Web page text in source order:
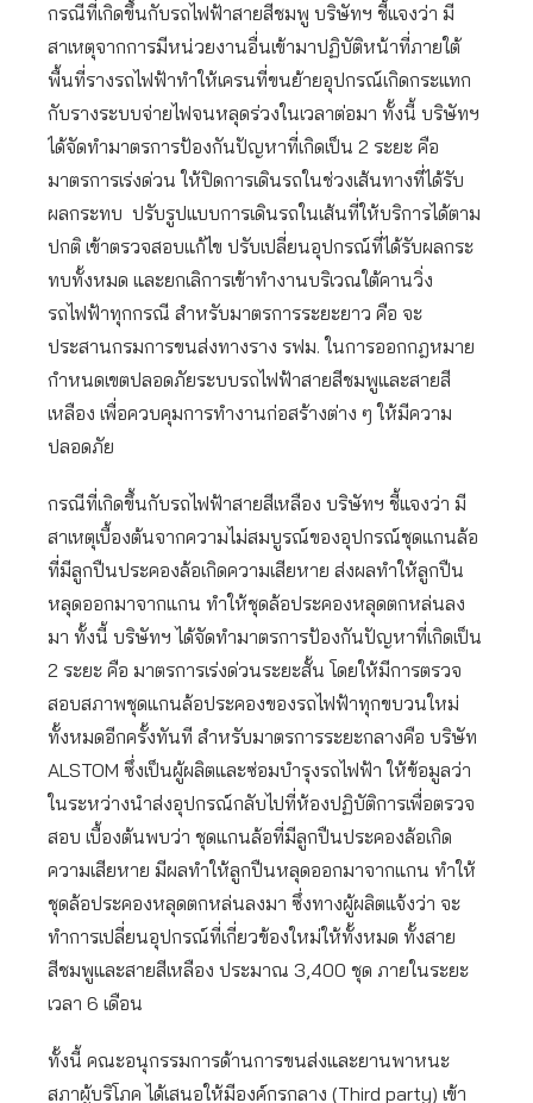
กรณีที่เกิดขึ้นกับรถไฟฟ้าสายสีชมพู บริษัทฯ ชี้แจงว่า มี
สาเหตุจากการมีหน่วยงานอื่นเข้ามาปฏิบัติหน้าที่ภายใต้
พื้นที่รางรถไฟฟ้าทำให้เครนที่ขนย้ายอุปกรณ์เกิดกระแทก
กับรางระบบจ่ายไฟจนหลุดร่วงในเวลาต่อมา ทั้งนี้ บริษัทฯ
ได้จัดทำมาตรการป้องกันปัญหาที่เกิดเป็น 2 ระยะ คือ
มาตรการเร่งด่วน ให้ปิดการเดินรถในช่วงเส้นทางที่ได้รับ
ผลกระทบ ปรับรูปแบบการเดินรถในเส้นที่ให้บริการได้ตาม
ปกติ เข้าตรวจสอบแก้ไข ปรับเปลี่ยนอุปกรณ์ที่ได้รับผลกระ
ทบทั้งหมด และยกเลิการเข้าทำงานบริเวณใต้คานวิ่ง
รถไฟฟ้าทุกกรณี สำหรับมาตรการระยะยาว คือ จะ
ประสานกรมการขนส่งทางราง รฟม. ในการออกกฎหมาย
กำหนดเขตปลอดภัยระบบรถไฟฟ้าสายสีชมพูและสายสี
เหลือง เพื่อควบคุมการทำงานก่อสร้างต่าง ๆ ให้มีความ
ปลอดภัย
กรณีที่เกิดขึ้นกับรถไฟฟ้าสายสีเหลือง บริษัทฯ ชี้แจงว่า มี
สาเหตุเบื้องต้นจากความไม่สมบูรณ์ของอุปกรณ์ชุดแกนล้อ
ที่มีลูกปืนประคองล้อเกิดความเสียหาย ส่งผลทำให้ลูกปืน
หลุดออกมาจากแกน ทำให้ชุดล้อประคองหลุดตกหล่นลง
มา ทั้งนี้ บริษัทฯ ได้จัดทำมาตรการป้องกันปัญหาที่เกิดเป็น
2 ระยะ คือ มาตรการเร่งด่วนระยะสั้น โดยให้มีการตรวจ
สอบสภาพชุดแกนล้อประคองของรถไฟฟ้าทุกขบวนใหม่
ทั้งหมดอีกครั้งทันที สำหรับมาตรการระยะกลางคือ บริษัท
ALSTOM ซึ่งเป็นผู้ผลิตและซ่อมบำรุงรถไฟฟ้า ให้ข้อมูลว่า
ในระหว่างนำส่งอุปกรณ์กลับไปที่ห้องปฏิบัติการเพื่อตรวจ
สอบ เบื้องต้นพบว่า ชุดแกนล้อที่มีลูกปืนประคองล้อเกิด
ความเสียหาย มีผลทำให้ลูกปืนหลุดออกมาจากแกน ทำให้
ชุดล้อประคองหลุดตกหล่นลงมา ซึ่งทางผู้ผลิตแจ้งว่า จะ
ทำการเปลี่ยนอุปกรณ์ที่เกี่ยวข้องใหม่ให้ทั้งหมด ทั้งสาย
สีชมพูและสายสีเหลือง ประมาณ 3,400 ชุด ภายในระยะ
เวลา 6 เดือน
ทั้งนี้ คณะอนุกรรมการด้านการขนส่งและยานพาหนะ
สภาผู้บริโภค ได้เสนอให้มีองค์กรกลาง (Third party) เข้า